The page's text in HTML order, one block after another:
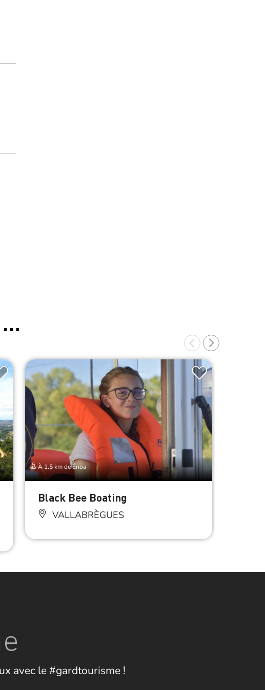
…
À 1.5 km de Énoa
Black Bee Boating
VALLABRÈGUES
avec le #gardtourisme !